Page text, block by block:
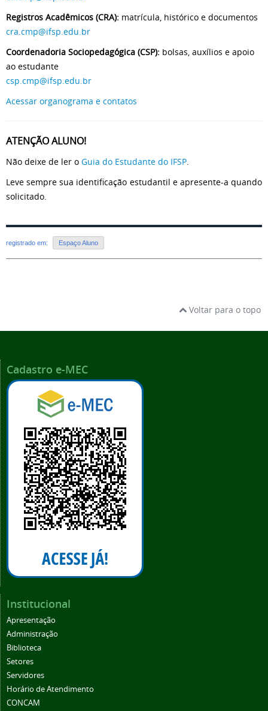
Registros Acadêmicos (CRA): matrícula, histórico e documentos
cra.cmp@ifsp.edu.br
Coordenadoria Sociopedagógica (CSP): bolsas, auxílios e apoio
ao estudante
csp.cmp@ifsp.edu.br
Acessar organograma e contatos
ATENÇÃO ALUNO!
Não deixe de ler o Guia do Estudante do IFSP.
Leve sempre sua identificação estudantil e apresente-a quando
solicitado.
registrado em: Espaço Aluno
Voltar para o topo
Cadastro e-MEC
Institucional
Apresentação
Administração
Biblioteca
Setores
Servidores
Horário de Atendimento
CONCAM